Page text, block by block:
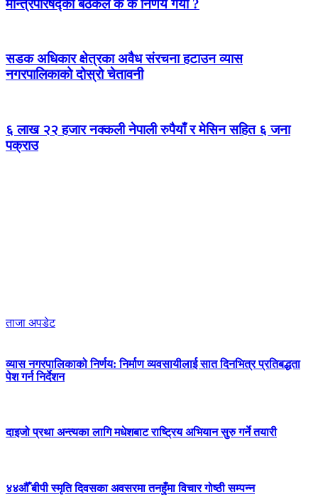
मन्त्रिपरिषद्को बैठकले के के निर्णय गर्यो ?
सडक अधिकार क्षेत्रका अवैध संरचना हटाउन व्यास
नगरपालिकाको दोस्रो चेतावनी
६ लाख २२ हजार नक्कली नेपाली रुपैयाँ र मेसिन सहित ६ जना
पक्राउ
ताजा अपडेट
व्यास नगरपालिकाको निर्णय: निर्माण व्यवसायीलाई सात दिनभित्र प्रतिबद्धता
पेश गर्न निर्देशन
दाइजो प्रथा अन्त्यका लागि मधेशबाट राष्ट्रिय अभियान सुरु गर्ने तयारी
४४औँ बीपी स्मृति दिवसका अवसरमा तनहुँमा विचार गोष्ठी सम्पन्न